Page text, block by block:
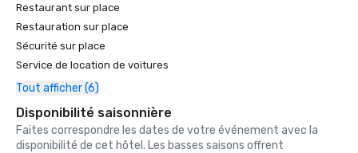
Restaurant sur place
Restauration sur place
Sécurité sur place
Service de location de voitures
Tout afficher (6)
Disponibilité saisonnière
Faites correspondre les dates de votre événement avec la
disponibilité de cet hôtel. Les basses saisons offrent